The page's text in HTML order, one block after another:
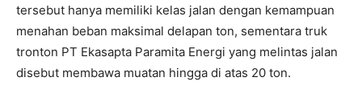
tersebut hanya memiliki kelas jalan dengan kemampuan
menahan beban maksimal delapan ton, sementara truk
tronton PT Ekasapta Paramita Energi yang melintas jalan
disebut membawa muatan hingga di atas 20 ton.